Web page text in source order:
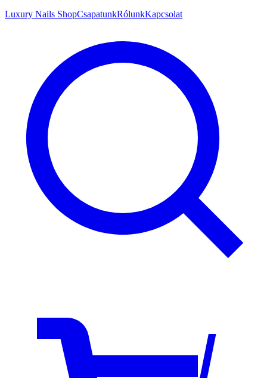
Luxury Nails ShopCsapatunkRólunkKapcsolat